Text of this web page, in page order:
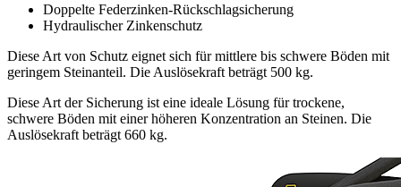
Doppelte Federzinken-Rückschlagsicherung
Hydraulischer Zinkenschutz
Diese Art von Schutz eignet sich für mittlere bis schwere Böden mit
geringem Steinanteil. Die Auslösekraft beträgt 500 kg.
Diese Art der Sicherung ist eine ideale Lösung für trockene,
schwere Böden mit einer höheren Konzentration an Steinen. Die
Auslösekraft beträgt 660 kg.